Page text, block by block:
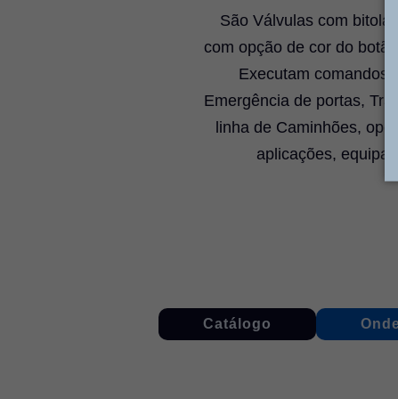
São Válvulas com
com opção de cor do
Executam comandos
Emergência de portas,
linha de Caminhões,
aplicações,
Catálogo